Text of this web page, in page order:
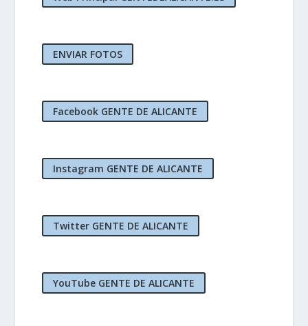
ENVIAR FOTOS
Facebook GENTE DE ALICANTE
Instagram GENTE DE ALICANTE
Twitter GENTE DE ALICANTE
YouTube GENTE DE ALICANTE